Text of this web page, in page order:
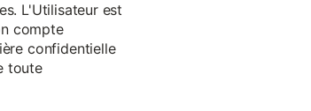
L'Utilisateur est
compte
confidentielle
toute